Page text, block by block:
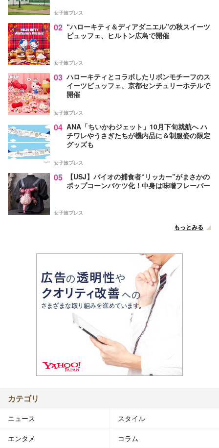
女子旅プレス
02 “ハローキティ＆ディアダニエル”の秋スイーツ
ビュッフェ、ヒルトン広島で開催
女子旅プレス
03 ハローキティとコラボしたリボンモチーフのス
イーツビュッフェ、京都センチュリーホテルで
開催
女子旅プレス
04 ANA「ちいかわジェット」10月下旬就航へ ハ
チワレやうさぎたちが機内品に＆制服姿の限定
グッズも
女子旅プレス
05
【USJ】バイオの捕食者“リッカー”がまさかの
ポップコーンバケツ化！中身は味噌フレーバー
女子旅プレス
もっとみる
カテゴリ
ニュース スタイル
エンタメ コラム